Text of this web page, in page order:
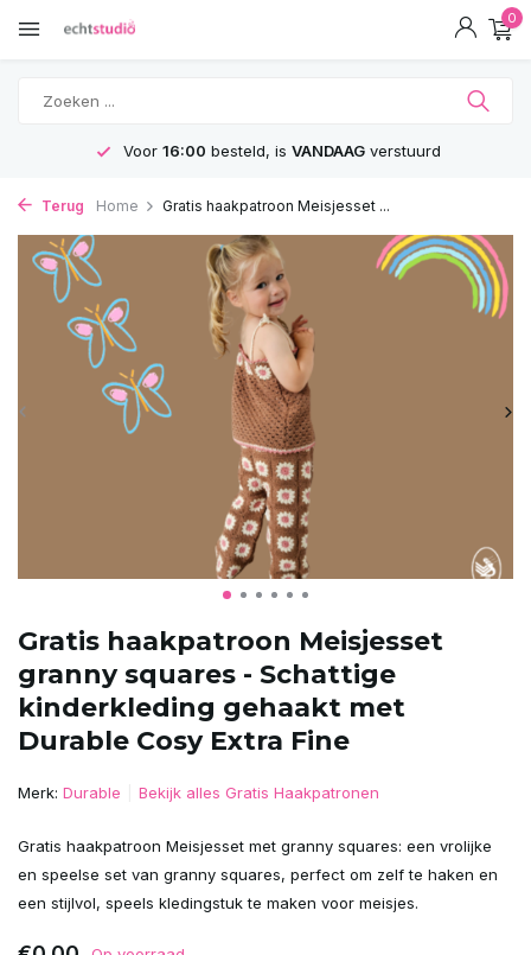
0
GRATISVerzending vanaf 75€
Terug Home Gratis haakpatroon Meisjesset ...
Gratis haakpatroon Meisjesset
granny squares - Schattige
kinderkleding gehaakt met
Durable Cosy Extra Fine
Merk: Durable Bekijk alles Gratis Haakpatronen
Gratis haakpatroon Meisjesset met granny squares: een vrolijke
en speelse set van granny squares, perfect om zelf te haken en
een stijlvol, speels kledingstuk te maken voor meisjes.